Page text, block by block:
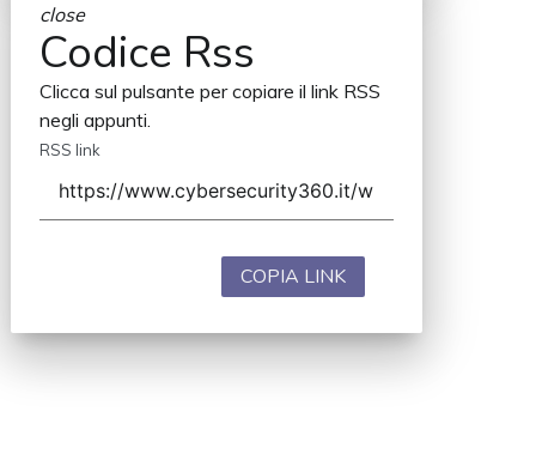
close
Codice Rss
Clicca sul pulsante per copiare il link RSS
negli appunti.
RSS link
COPIA LINK